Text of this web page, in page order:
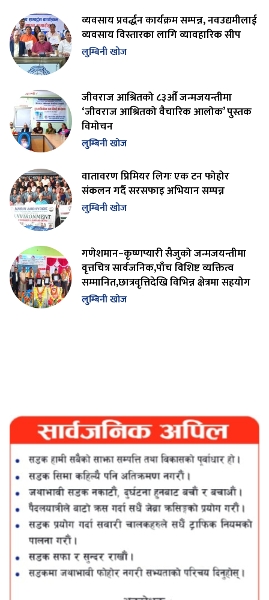
व्यवसाय प्रवर्द्धन कार्यक्रम सम्पन्न, नवउद्यमीलाई
व्यवसाय विस्तारका लागि व्यावहारिक सीप
लुम्बिनी खोज
जीवराज आश्रितको ८३औँ जन्मजयन्तीमा
‘जीवराज आश्रितको वैचारिक आलोक’ पुस्तक
विमोचन
लुम्बिनी खोज
वातावरण प्रिमियर लिगः एक टन फोहोर
संकलन गर्दै सरसफाइ अभियान सम्पन्न
लुम्बिनी खोज
गणेशमान–कृष्णप्यारी सैजुको जन्मजयन्तीमा
वृत्तचित्र सार्वजनिक,पाँच विशिष्ट व्यक्तित्व
सम्मानित,छात्रवृत्तिदेखि विभिन्न क्षेत्रमा सहयोग
लुम्बिनी खोज